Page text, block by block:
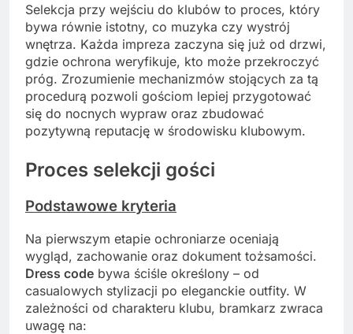
Selekcja przy wejściu do klubów to proces, który
bywa równie istotny, co muzyka czy wystrój
wnętrza. Każda impreza zaczyna się już od drzwi,
gdzie ochrona weryfikuje, kto może przekroczyć
próg. Zrozumienie mechanizmów stojących za tą
procedurą pozwoli gościom lepiej przygotować
się do nocnych wypraw oraz zbudować
pozytywną reputację w środowisku klubowym.
Proces selekcji gości
Podstawowe kryteria
Na pierwszym etapie ochroniarze oceniają
wygląd, zachowanie oraz dokument tożsamości.
Dress code bywa ściśle określony – od
casualowych stylizacji po eleganckie outfity. W
zależności od charakteru klubu, bramkarz zwraca
uwagę na: